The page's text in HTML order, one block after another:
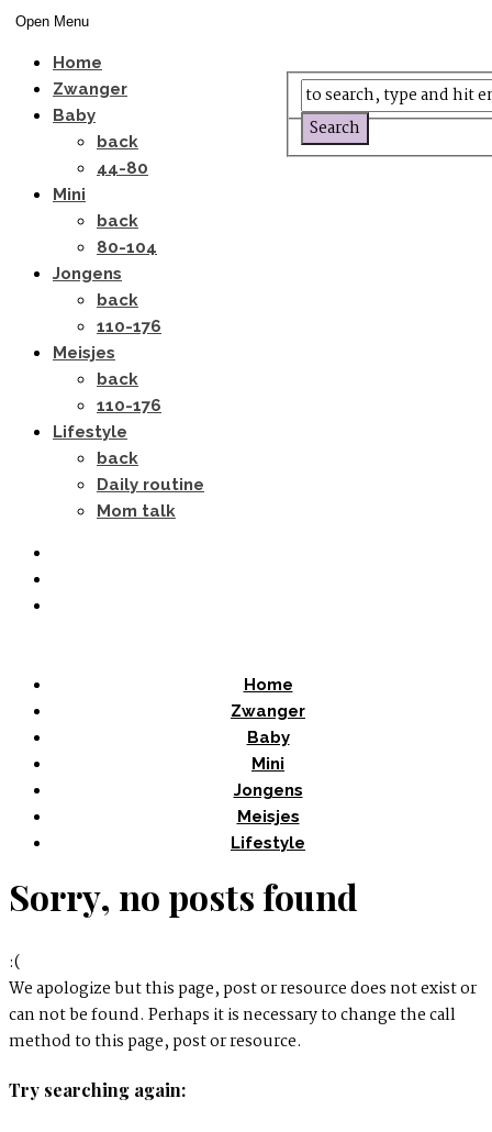
Open Menu
Home
Zwanger
Baby
back
44-80
Mini
back
80-104
Jongens
back
110-176
Meisjes
back
110-176
Lifestyle
back
Daily routine
Mom talk
Home
Zwanger
Baby
Mini
Jongens
Meisjes
Lifestyle
Sorry, no posts found
:(
We apologize but this page, post or resource does not exist or
can not be found. Perhaps it is necessary to change the call
method to this page, post or resource.
Try searching again: